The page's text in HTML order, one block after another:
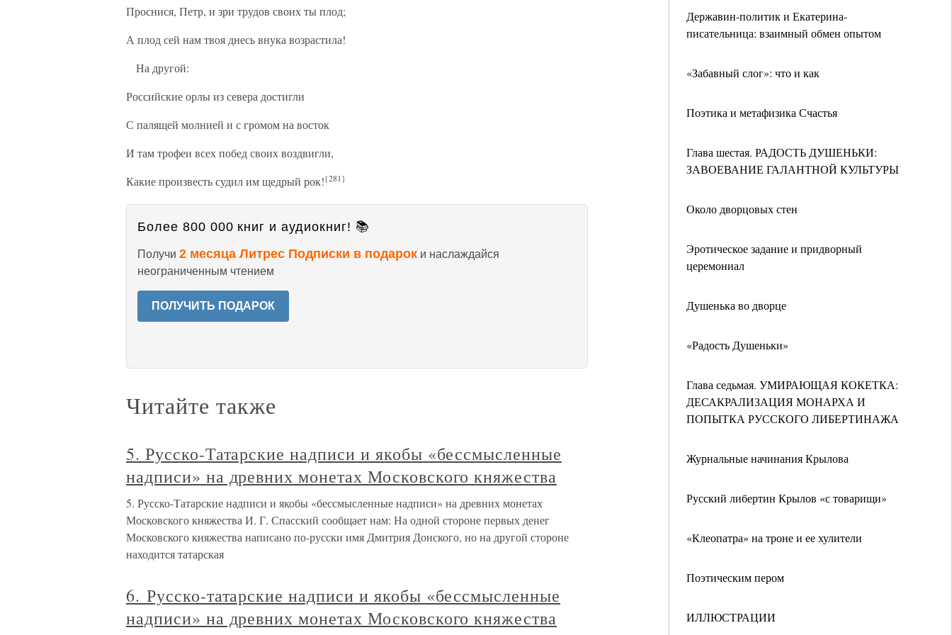
Державин-политик и Екатерина-
писательница: взаимный обмен опытом
«Забавный слог»: что и как
Поэтика и метафизика Счастья
Глава шестая. РАДОСТЬ ДУШЕНЬКИ:
ЗАВОЕВАНИЕ ГАЛАНТНОЙ КУЛЬТУРЫ
Около дворцовых стен
Эротическое задание и придворный
церемониал
Душенька во дворце
«Радость Душеньки»
Глава седьмая. УМИРАЮЩАЯ КОКЕТКА:
ДЕСАКРАЛИЗАЦИЯ МОНАРХА И
ПОПЫТКА РУССКОГО ЛИБЕРТИНАЖА
Журнальные начинания Крылова
Русский либертин Крылов «с товарищи»
«Клеопатра» на троне и ее хулители
Поэтическим пером
ИЛЛЮСТРАЦИИ
Проснися, Петр, и зри трудов своих ты плод;
А плод сей нам твоя днесь внука возрастила!
На другой:
Российские орлы из севера достигли
С палящей молнией и с громом на восток
И там трофеи всех побед своих воздвигли,
Какие произвесть судил им щедрый рок!{281}
Более 800 000 книг и аудиокниг! 📚
Получи 2 месяца Литрес Подписки в подарок и наслаждайся
неограниченным чтением
ПОЛУЧИТЬ ПОДАРОК
Читайте также
5. Русско-Татарские надписи и якобы «бессмысленные
надписи» на древних монетах Московского княжества
5. Русско-Татарские надписи и якобы «бессмысленные надписи» на древних монетах
Московского княжества И. Г. Спасский сообщает нам: На одной стороне первых денег
Московского княжества написано по-русски имя Дмитрия Донского, но на другой стороне
находится татарская
6. Русско-татарские надписи и якобы «бессмысленные
надписи» на древних монетах Московского княжества